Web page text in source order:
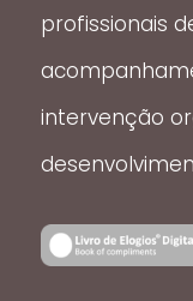
profissionais
intervenção